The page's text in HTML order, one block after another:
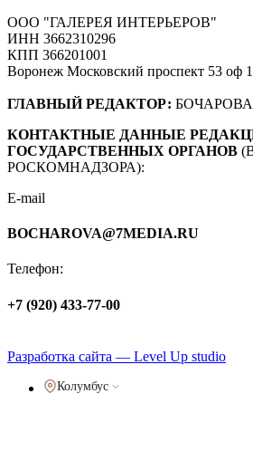
ООО "ГАЛЕРЕЯ ИНТЕРЬЕРОВ"
ИНН 3662310296
КПП 366201001
Воронеж Московский проспект 53 оф
ГЛАВНЫЙ РЕДАКТОР:
КОНТАКТНЫЕ ДАННЫЕ
ГОСУДАРСТВЕННЫХ ОРГАНОВ
РОСКОМНАДЗОРА):
E-mail
BOCHAROVA@7MEDIA.RU
Телефон:
+7 (920) 433-77-00
Разработка сайта — Level Up studio
Колумбус